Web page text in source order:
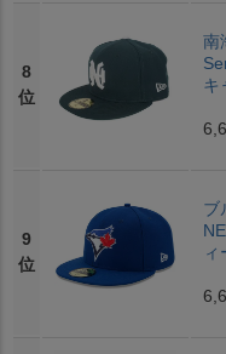
8
位
南
キ
9
位
ブ